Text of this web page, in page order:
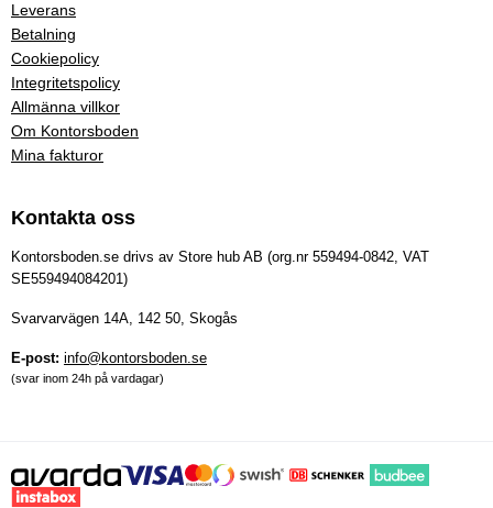
Leverans
Betalning
Cookiepolicy
Integritetspolicy
Allmänna villkor
Om Kontorsboden
Mina fakturor
Kontakta oss
Kontorsboden.se drivs av Store hub AB (org.nr 559494-0842, VAT
SE559494084201)
Svarvarvägen 14A, 142 50, Skogås
E-post: info@kontorsboden.se
(svar inom 24h på vardagar)